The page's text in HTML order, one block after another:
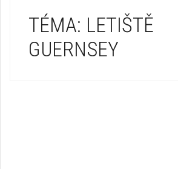
TÉMA: LETIŠTĚ
GUERNSEY